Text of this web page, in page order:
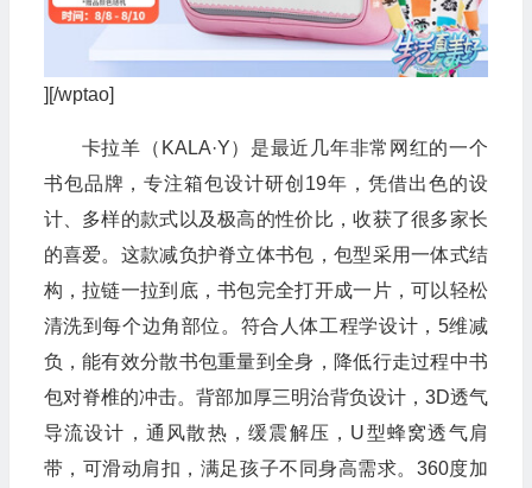
][/wptao]
卡拉羊（KALA·Y）是最近几年非常网红的一个
书包品牌，专注箱包设计研创19年，凭借出色的设
计、多样的款式以及极高的性价比，收获了很多家长
的喜爱。这款减负护脊立体书包，包型采用一体式结
构，拉链一拉到底，书包完全打开成一片，可以轻松
清洗到每个边角部位。符合人体工程学设计，5维减
负，能有效分散书包重量到全身，降低行走过程中书
包对脊椎的冲击。背部加厚三明治背负设计，3D透气
导流设计，通风散热，缓震解压，U型蜂窝透气肩
带，可滑动肩扣，满足孩子不同身高需求。360度加